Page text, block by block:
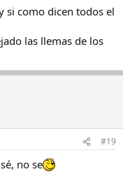
si como dicen todos el
las llemas de los
#19
no se